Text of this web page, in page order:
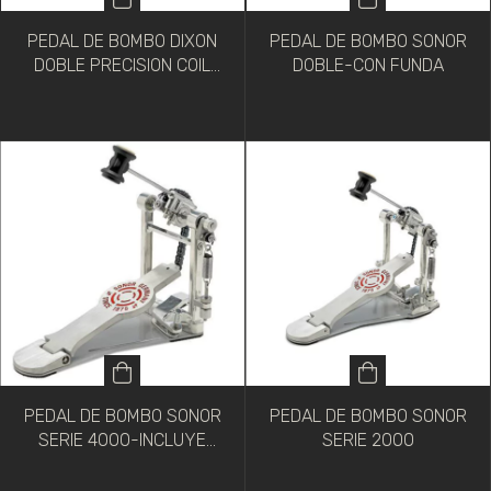
PEDAL DE BOMBO DIXON
DOBLE PRECISION COIL
PEDAL DE BOMBO SONOR
DOBLE-CON FUNDA
PEDAL DE BOMBO SONOR
SERIE 4000-INCLUYE
PEDAL DE BOMBO SONOR
SERIE 2000